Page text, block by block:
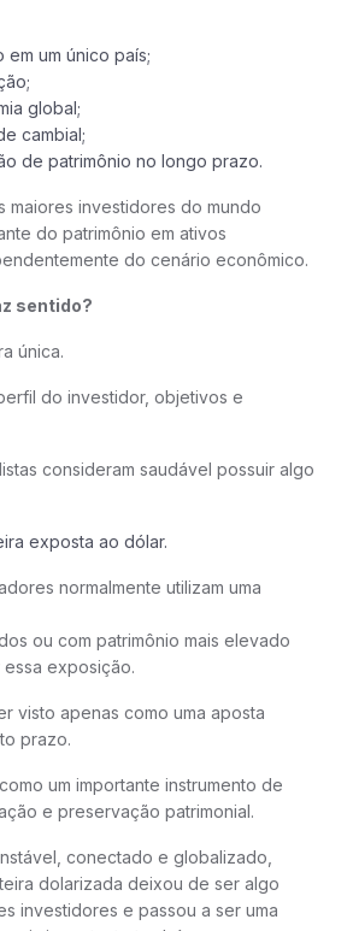
um único país;
global;
cambial;
de patrimônio no longo prazo.
maiores investidores do mundo
do patrimônio em ativos
do cenário econômico.
sentido?
única.
do investidor, objetivos e
consideram saudável possuir algo
exposta ao dólar.
normalmente utilizam uma
ou com patrimônio mais elevado
essa exposição.
visto apenas como uma aposta
prazo.
um importante instrumento de
e preservação patrimonial.
conectado e globalizado,
dolarizada deixou de ser algo
investidores e passou a ser uma